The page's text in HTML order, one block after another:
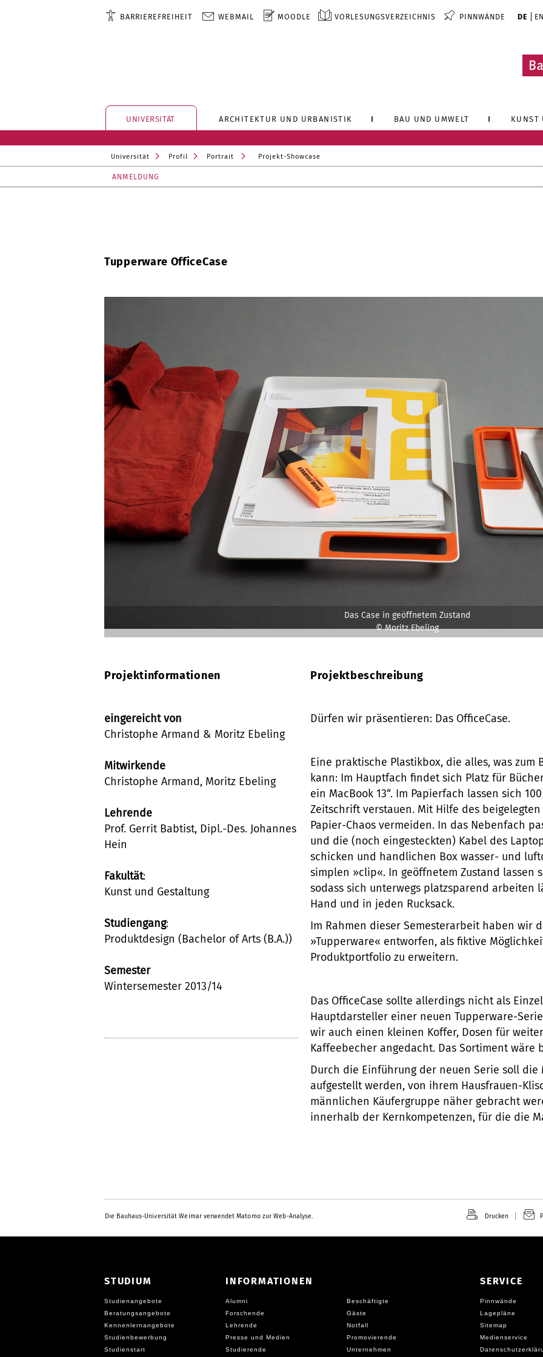
BARRIEREFREIHEIT WEBMAIL MOODLE VORLESUNGSVERZEICHNIS PINNWÄNDE DE EN
UNIVERSITÄT ARCHITEKTUR UND URBANISTIK BAU UND UMWELT KUNST
Universität Profil Portrait Projekt-Showcase
ANMELDUNG
Tupperware OfficeCase
Das Case in geöffnetem Zustand
© Moritz Ebeling
Projektinformationen
eingereicht von
Christophe Armand & Moritz Ebeling
Mitwirkende
Christophe Armand, Moritz Ebeling
Lehrende
Prof. Gerrit Babtist, Dipl.-Des. Johannes
Hein
Fakultät:
Kunst und Gestaltung
Studiengang:
Produktdesign (Bachelor of Arts (B.A.))
Semester
Wintersemester 2013/14
Projektbeschreibung
Dürfen wir präsentieren: Das OfficeCase.
Eine praktische Plastikbox, die alles, was zum
kann: Im Hauptfach findet sich Platz für
ein MacBook 13“. Im Papierfach lassen sich
Zeitschrift verstauen. Mit Hilfe des beigelegten
Papier-Chaos vermeiden. In das Nebenfach
und die (noch eingesteckten) Kabel des
schicken und handlichen Box wasser- und
simplen »clip«. In geöffnetem Zustand lassen
sodass sich unterwegs platzsparend arbeiten
Hand und in jeden Rucksack.
Im Rahmen dieser Semesterarbeit haben wir
»Tupperware« entworfen, als fiktive
Produktportfolio zu erweitern.
Das OfficeCase sollte allerdings nicht als
Hauptdarsteller einer neuen Tupperware-
wir auch einen kleinen Koffer, Dosen für
Kaffeebecher angedacht. Das Sortiment wäre
Durch die Einführung der neuen Serie soll die
aufgestellt werden, von ihrem Hausfrauen-
männlichen Käufergruppe näher gebracht
innerhalb der Kernkompetenzen, für die die
Die Bauhaus-Universität Weimar verwendet Matomo zur Web-Analyse. Drucken
STUDIUM
Studienangebote
Beratungsangebote
Kennenlernangebote
Studienbewerbung
Studienstart
INFORMATIONEN
Alumni
Beschäftigte
Forschende
Gäste
Lehrende
Notfall
Presse und Medien
Promovierende
Studierende
Unternehmen
SERVICE
Pinnwände
Lagepläne
Sitemap
Medienservice